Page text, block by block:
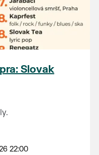
Slovak
22:00